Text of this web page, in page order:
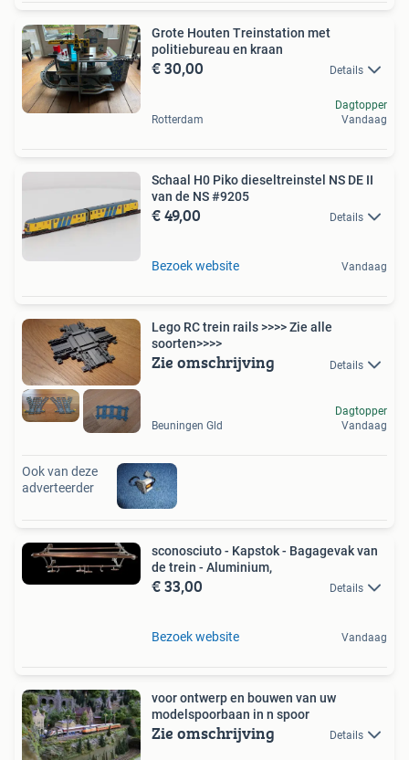
Grote Houten Treinstation met
politiebureau en kraan
€ 30,00 Details
Rotterdam
Dagtopper
Vandaag
Schaal H0 Piko dieseltreinstel NS DE II
van de NS #9205
€ 49,00 Details
Bezoek website Vandaag
Lego RC trein rails >>>> Zie alle
soorten>>>>
Zie omschrijving Details
Beuningen Gld
Dagtopper
Vandaag
Ook van deze
adverteerder
sconosciuto - Kapstok - Bagagevak van
de trein - Aluminium,
€ 33,00 Details
Bezoek website Vandaag
voor ontwerp en bouwen van uw
modelspoorbaan in n spoor
Zie omschrijving Details